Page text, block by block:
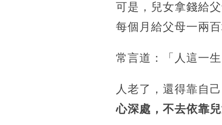
可是，兒女拿錢給
每個月給父母一兩
常言道：「人這一生
人老了，還得靠自
心深處，不去依靠